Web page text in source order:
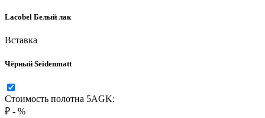
Lacobel Белый лак
Вставка
Чёрный Seidenmatt
Стоимость полотна 5AGK:
₽ - %